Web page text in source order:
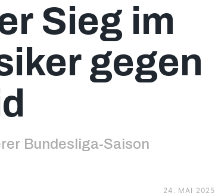
Sieg im
gegen
Bundesliga-Saison
24. MAI 2025